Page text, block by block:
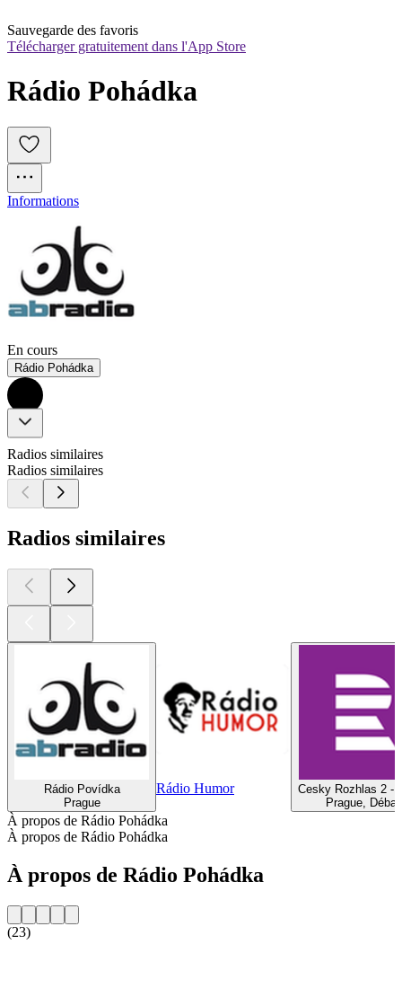
Sauvegarde des favoris
Télécharger gratuitement dans l'App Store
Rádio Pohádka
Informations
En cours
Rádio Pohádka
Radios similaires
Radios similaires
Radios similaires
Rádio Povídka
Prague
Rádio Humor
Cesky Rozhlas 2 -
Prague,
À propos de Rádio Pohádka
À propos de Rádio Pohádka
À propos de Rádio Pohádka
(23)